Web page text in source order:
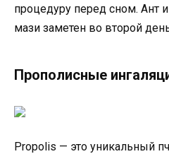
процедуру перед сном.
мази заметен во второй
Прополисные
Propolis — это уникальный